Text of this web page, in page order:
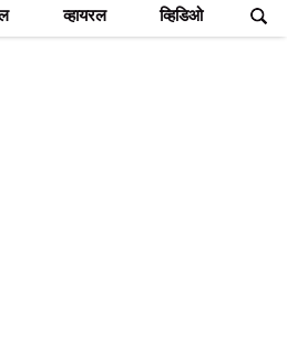
व्हायरल व्हिडिओ